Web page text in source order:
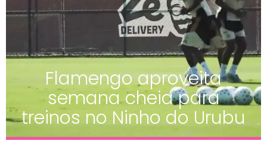
Flamengo aproveita
semana cheia para
treinos no Ninho do Urubu